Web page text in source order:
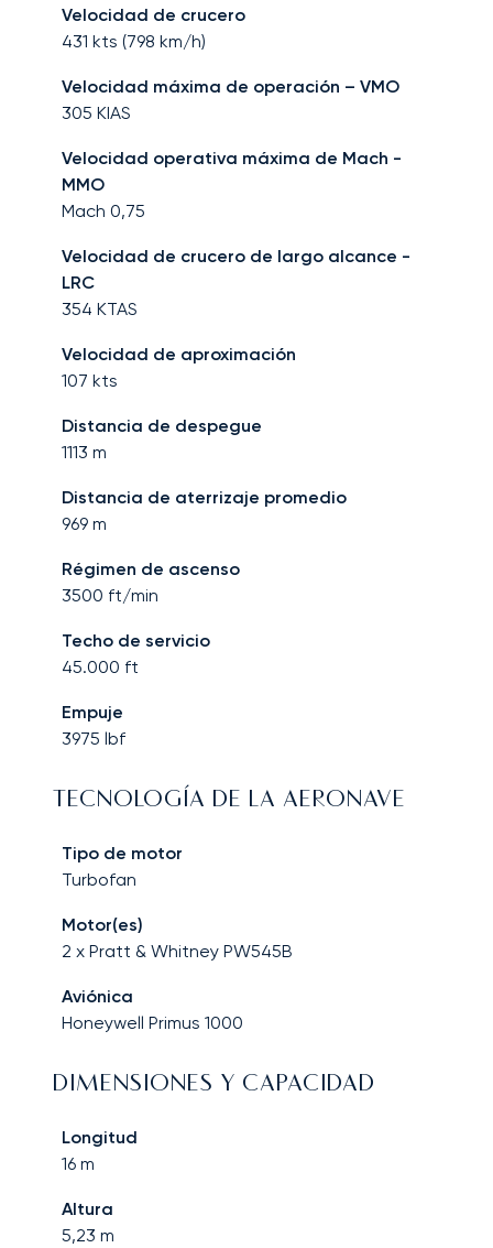
Velocidad de crucero
431 kts (798 km/h)
Velocidad máxima de operación – VMO
305 KIAS
Velocidad operativa máxima de Mach -
MMO
Mach 0,75
Velocidad de crucero de largo alcance -
LRC
354 KTAS
Velocidad de aproximación
107 kts
Distancia de despegue
1113 m
Distancia de aterrizaje promedio
969 m
Régimen de ascenso
3500 ft/min
Techo de servicio
45.000 ft
Empuje
3975 lbf
TECNOLOGÍA DE LA AERONAVE
Tipo de motor
Turbofan
Motor(es)
2 x Pratt & Whitney PW545B
Aviónica
Honeywell Primus 1000
DIMENSIONES Y CAPACIDAD
Longitud
16 m
Altura
5,23 m